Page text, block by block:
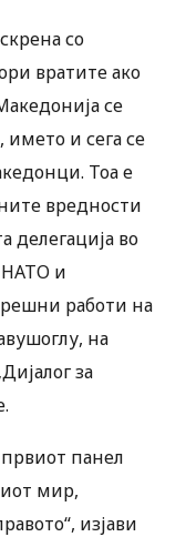
со
вратите ако
се
и сега се
Тоа е
вредности
делегација во
НАТО и
работи на
на
за
панел
мир,
изјави